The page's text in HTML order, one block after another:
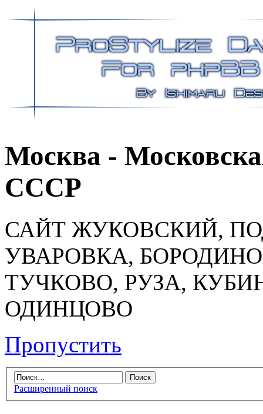
Москва -
СССР
САЙТ ЖУКОВСКИЙ,
УВАРОВКА,
ТУЧКОВО, РУЗА,
ОДИНЦОВО
Пропустить
Расширенный поиск